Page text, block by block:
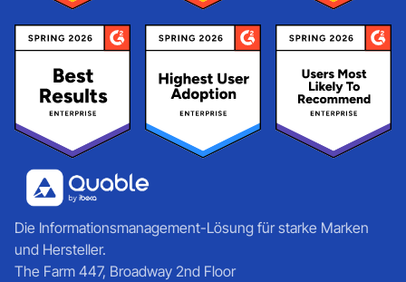
Die Informationsmanagement-Lösung für starke Marken
und Hersteller.
The Farm 447, Broadway 2nd Floor